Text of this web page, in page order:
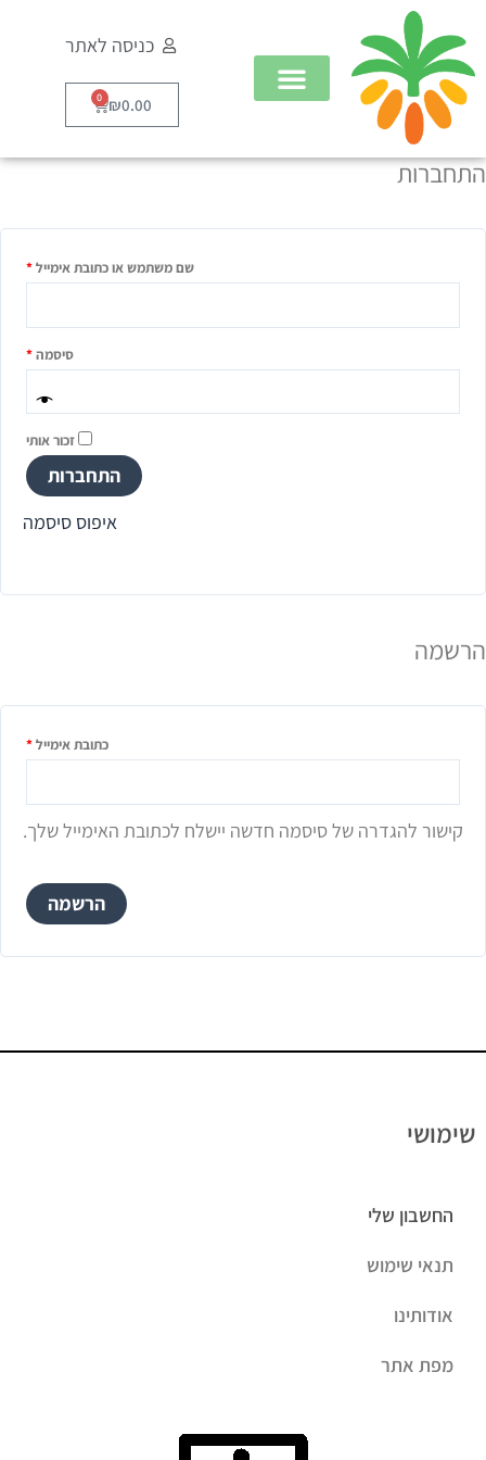
לתוכן
כניסה לאתר
₪0.00
0
עגלת
התחברות
שם משתמש או כתובת אימייל*
סיסמה*
זכור אותי
התחברות
איפוס סיסמה
הרשמה
כתובת אימייל*
קישור להגדרה של סיסמה חדשה יישלח לכתובת האימייל שלך.
הרשמה
שימושי
החשבון שלי
תנאי שימוש
אודותינו
מפת אתר